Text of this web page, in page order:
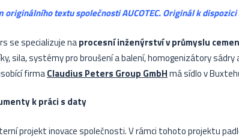
originálního textu společnosti AUCOTEC. Originál k dispozici
se specializuje naprocesní inženýrství v průmyslu
sila, systémy pro broušení a balení, homogenizátory
firmaClaudius Peters Group GmbHmá sídlo v
k práci s daty
projekt inovace společnosti. V rámci tohoto projektu